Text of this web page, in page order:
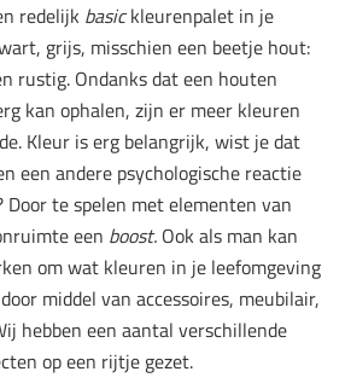
redelijk basickleurenpalet in je
grijs, misschien een beetje hout:
rustig. Ondanks dat een houten
kan ophalen, zijn er meer kleuren
Kleur is erg belangrijk, wist je dat
een andere psychologische reactie
te spelen met elementen van
een boost. Ook als man kan
om wat kleuren in je leefomgeving
middel van accessoires, meubilair,
hebben een aantal verschillende
op een rijtje gezet.